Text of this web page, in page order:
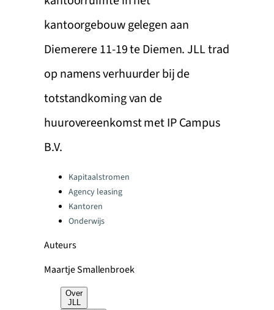
kantoorgebouw gelegen aan
Diemerere 11-19 te Diemen. JLL trad
op namens verhuurder bij de
totstandkoming van de
huurovereenkomst met IP Campus
B.V.
Categories:Kapitaalstromen
Agency leasing
Kantoren
Onderwijs
Auteurs
Maartje Smallenbroek
Over
JLL